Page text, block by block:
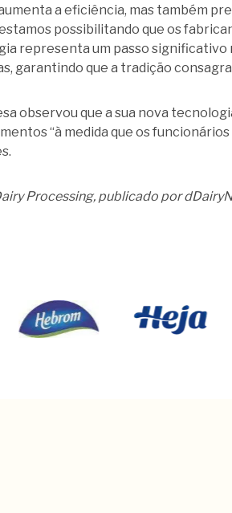
a eficiência, mas também
possibilitando que os
representa um passo significativo
garantindo que a tradição
observou que a sua nova
“à medida que os
Processing, publicado por